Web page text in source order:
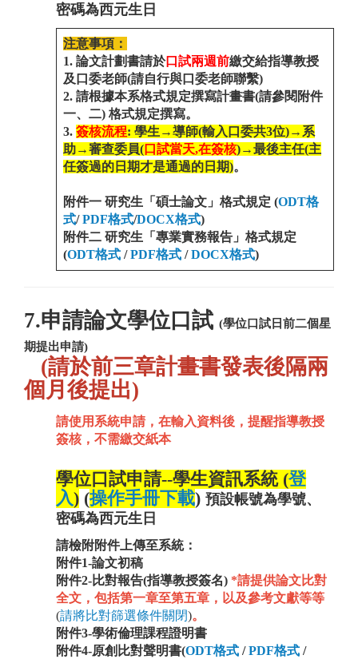
密碼為西元生日
注意事項：
1. 論文計劃書請於口試兩週前繳交給指導教授
及口委老師(請自行與口委老師聯繫)
2. 請根據本系格式規定撰寫計畫書(請參閱附件
一、二) 格式規定撰寫。
3. 簽核流程: 學生→導師(輸入口委共3位)→系
助→審查委員(口試當天,在簽核)→最後主任(主
任簽過的日期才是通過的日期)。
附件一 研究生「碩士論文」格式規定 (ODT格
式/PDF格式/DOCX格式)
附件二 研究生「專業實務報告」格式規定
(ODT格式 /PDF格式 /DOCX格式)
7.申請論文學位口試 (學位口試日前二個星
期提出申請)
(請於前三章計畫書發表後隔兩
個月後提出)
請使用系統申請，在輸入資料後，提醒指導教授
簽核，不需繳交紙本
學位口 試申請--學生資訊系統 (登
入) (操作手冊下載) 預設帳號為學號、
密碼為西元生日
請檢附附件上傳至系統：
附件1-論文初稿
附件2-比對報告(指導教授簽名) *請提供論文比對
全文，包括第一章至第五章，以及參考文獻等等
(請將比對篩選條件關閉)。
附件3-學術倫理課程證明書
附件4-原創比對聲明書(ODT格式 /PDF格式 /